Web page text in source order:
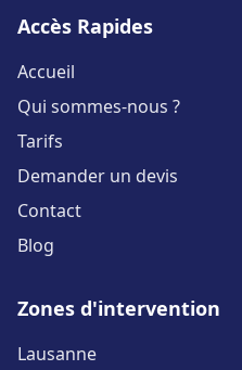
Accès Rapides
Accueil
Qui sommes-nous ?
Tarifs
Demander un devis
Contact
Blog
Zones d'intervention
Lausanne